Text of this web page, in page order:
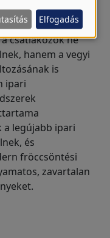
hozzájárul a
kívül az
csatlakozók ne
hanem a vegyi
is
ipari
a legújabb ipari
és
fröccsöntési
zavartalan
Elfogadás